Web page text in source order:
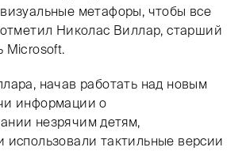
метафоры, чтобы все
Николас Виллар, старший
Microsoft.
начав работать над новым
информации о
незрячим детям,
использовали тактильные версии